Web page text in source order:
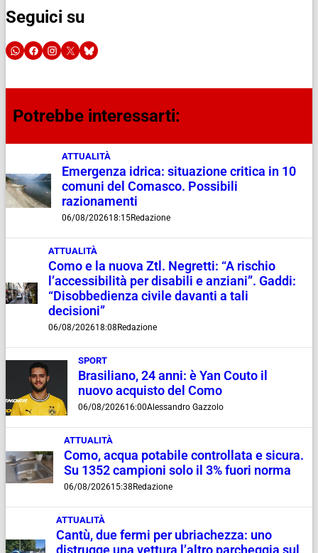
Seguici su
Potrebbe interessarti:
ATTUALITÀ
Emergenza idrica: situazione critica in 10
comuni del Comasco. Possibili
razionamenti
06/08/202618:15Redazione
ATTUALITÀ
Como e la nuova Ztl. Negretti: “A rischio
l’accessibilità per disabili e anziani”. Gaddi:
“Disobbedienza civile davanti a tali
decisioni”
06/08/202618:08 Redazione
SPORT
Brasiliano, 24 anni: è Yan Couto il
nuovo acquisto del Como
06/08/202616:00Alessandro Gazzolo
ATTUALITÀ
Como, acqua potabile controllata e sicura.
Su 1352 campioni solo il 3% fuori norma
06/08/202615:38 Redazione
ATTUALITÀ
Cantù, due fermi per ubriachezza: uno